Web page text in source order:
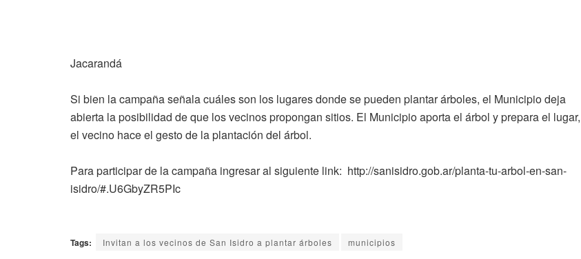
Jacarandá
Si bien la campaña señala cuáles son los lugares donde se pueden plantar árboles, el Municipio deja
abierta la posibilidad de que los vecinos propongan sitios. El Municipio aporta el árbol y prepara el lugar,
el vecino hace el gesto de la plantación del árbol.
Para participar de la campaña ingresar al siguiente link: http://sanisidro.gob.ar/planta-tu-arbol-en-san-
isidro/#.U6GbyZR5PIc
Tags: Invitan a los vecinos de San Isidro a plantar árboles municipios